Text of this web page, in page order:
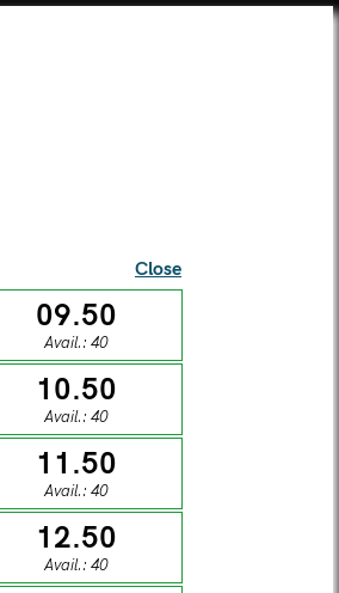
Close
09.50
Avail.: 40
10.50
Avail.: 40
11.50
Avail.: 40
12.50
Avail.: 40